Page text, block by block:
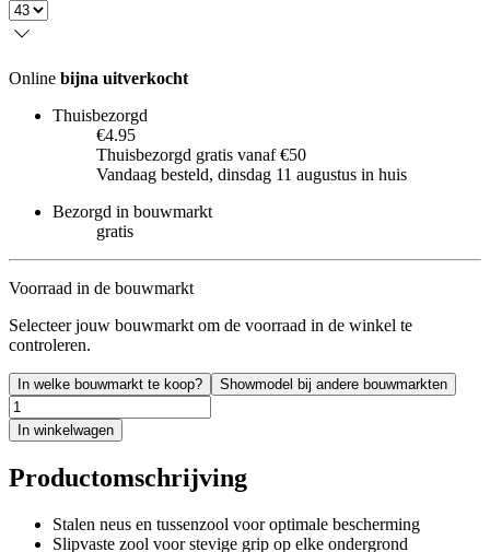
Online bijna uitverkocht
Thuisbezorgd
€4.95
Thuisbezorgd gratis vanaf €50
Vandaag besteld, dinsdag 11 augustus in huis
Bezorgd in bouwmarkt
gratis
Voorraad in de bouwmarkt
Selecteer jouw bouwmarkt om de voorraad in de winkel te
controleren.
In welke bouwmarkt te koop? Showmodel bij andere bouwmarkten
In winkelwagen
Productomschrijving
Stalen neus en tussenzool voor optimale bescherming
Slipvaste zool voor stevige grip op elke ondergrond